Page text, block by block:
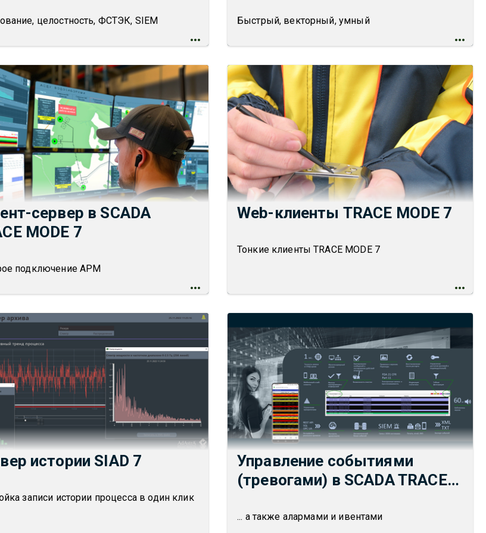
целостность, ФСТЭК, SIEM Быстрый, векторный, умный
сервер в SCADA
MODE 7
подключение АРМ
Web-клиенты TRACE MODE 7
Тонкие клиенты TRACE MODE 7
истории SIAD 7
записи истории процесса в один клик
Управление событиями
(тревогами) в SCADA TRACE
... а также алармами и ивентами